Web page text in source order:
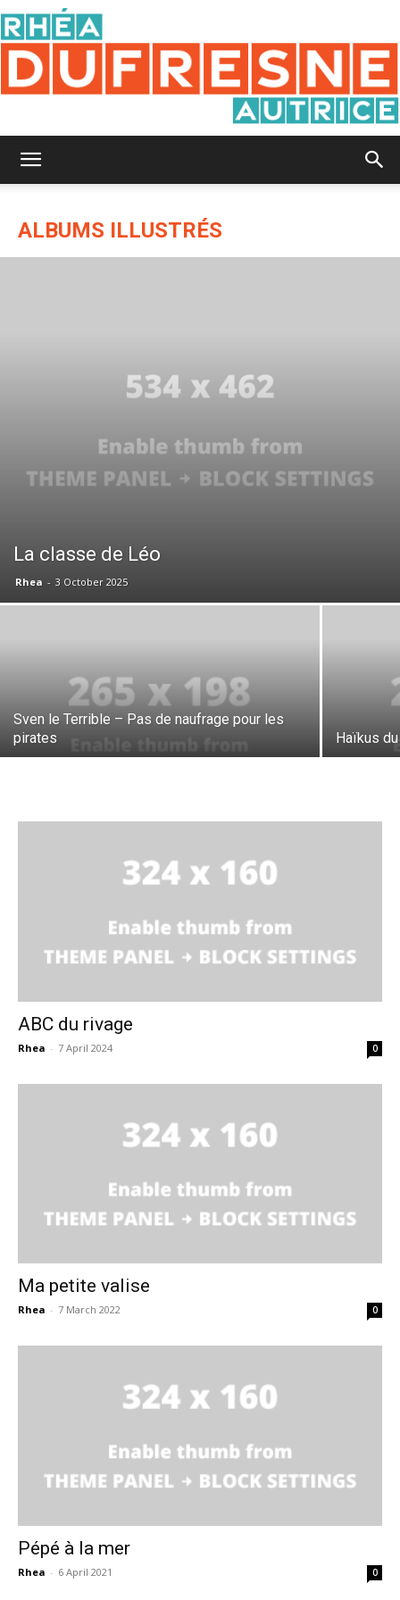
Dufresne
ALBUMS ILLUSTRÉS
La classe de Léo
Rhea - 3 October 2025
Sven le Terrible – Pas de naufrage pour les
pirates
Haïkus
ABC du rivage
Rhea - 7 April 2024 0
Ma petite valise
Rhea - 7 March 2022 0
Pépé à la mer
Rhea - 6 April 2021 0